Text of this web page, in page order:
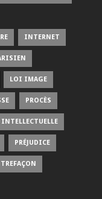
INTERNET
LOI IMAGE
PROCÈS
INTELLECTUELLE
PRÉJUDICE